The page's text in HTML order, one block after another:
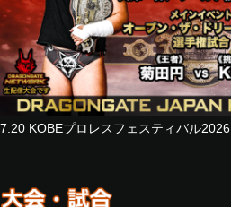
Dragon Kid
KAGETORA
Naruki Doi
vs
Strong Machine J
Kzy
U-T
Shun Skywalker
7.20 KOBEプロレスフェスティバル2026